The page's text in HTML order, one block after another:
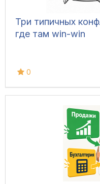
Три типичных
где там win-win
0